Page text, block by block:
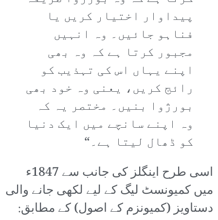
پیداوار اختیار کریں یا
فناہو جائیں۔ وہ انہیں
مجبور کرتا ہے کہ وہ بھی
اپنے یہاں اس کی تہذیب کو
رائج کریں، یعنی وہ خود بھی
بورژوا بنیں۔ مختصر یہ کہ
وہ اپنے سانچے میں ایک دنیا
کو ڈھال لیتا ہے۔“
اسی طرح اینگلز کی جانب سے 1847ء
میں کمیونسٹ لیگ کے لیے لکھی جانے والی
دستاویز (کمیونزم کے اصول) کے مطابق: